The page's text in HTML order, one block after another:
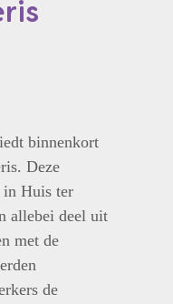
binnenkort
Deze
in Huis ter
allebei deel uit
met de
de